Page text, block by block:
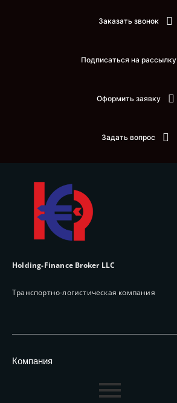
Заказать звонок
Подписаться на рассылку
Оформить заявку
Задать вопрос
Holding-Finance Broker LLC
Транспортно-логистическая компания
Компания